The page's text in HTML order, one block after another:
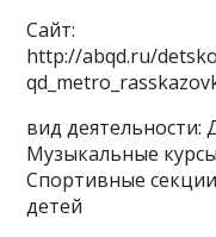
Сайт:
http://abqd.ru/
вид деятельности:
Музыкальные
Спортивные
детей